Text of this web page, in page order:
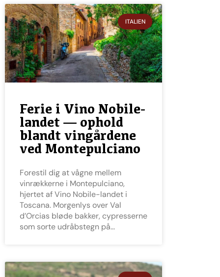
ITALIEN
Ferie i Vino Nobile-
landet — ophold
blandt vingårdene
ved Montepulciano
Forestil dig at vågne mellem
vinrækkerne i Montepulciano,
hjertet af Vino Nobile-landet i
Toscana. Morgenlys over Val
d’Orcias bløde bakker, cypresserne
som sorte udråbstegn på